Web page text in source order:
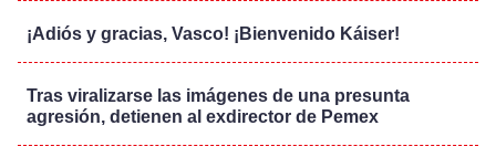
¡Adiós y gracias, Vasco! ¡Bienvenido Káiser!
Tras viralizarse las imágenes de una presunta
agresión, detienen al exdirector de Pemex